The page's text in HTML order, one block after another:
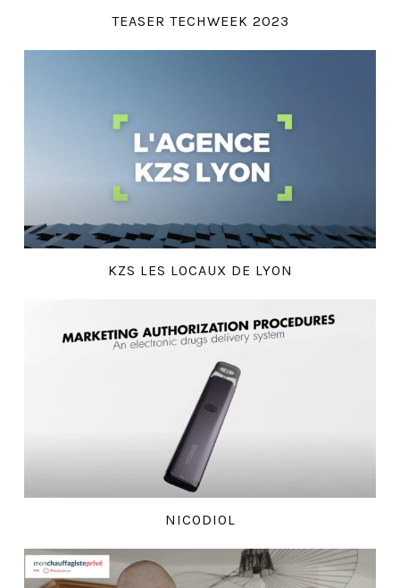
TEASER TECHWEEK 2023
KZS LES LOCAUX DE LYON
NICODIOL